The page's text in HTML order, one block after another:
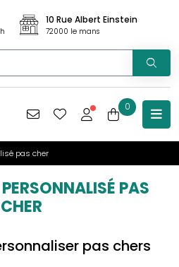
10 Rue Albert Einstein
72000 le mans
0
pas cher
PAS
CHER
pas chers